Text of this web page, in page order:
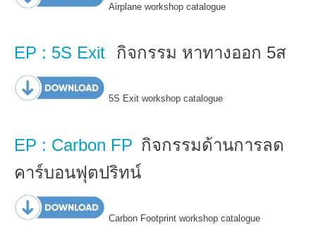
Airplane workshop catalogue
EP : 5S Exit กิจกรรม หาทางออก 5ส
5S Exit workshop catalogue
EP : Carbon FP กิจกรรมด้านการลด
คาร์บอนฟุตปริทน์
Carbon Footprint workshop catalogue